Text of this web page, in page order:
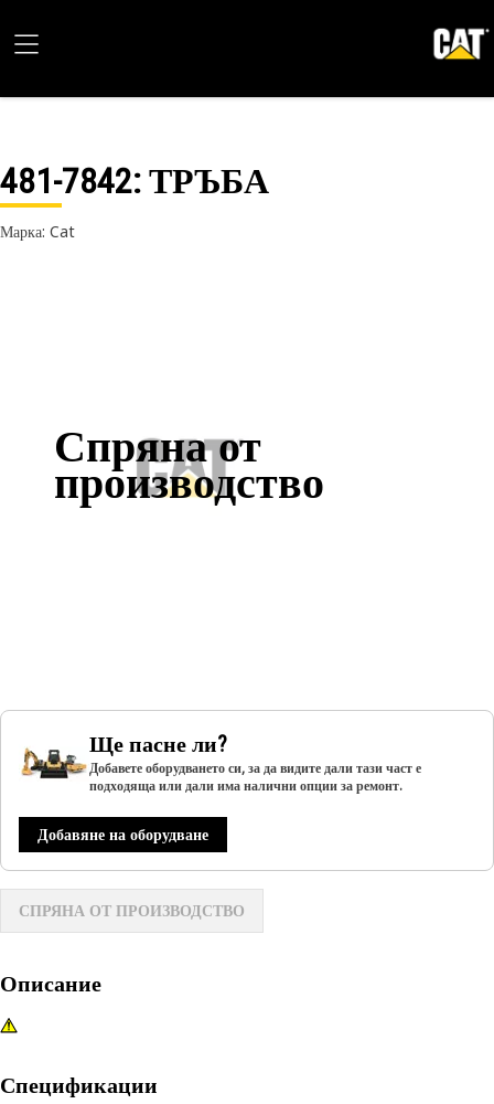
481-7842: ТРЪБА
Марка: Cat
Спряна от
производство
Ще пасне ли?
Добавете оборудването си, за да видите дали тази част е
подходяща или дали има налични опции за ремонт.
Добавяне на оборудване
СПРЯНА ОТ ПРОИЗВОДСТВО
Описание
Спецификации